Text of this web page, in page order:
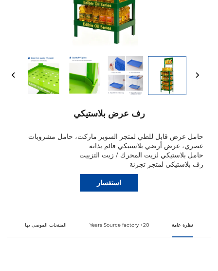
رف عرض بلاستيكي
حامل عرض قابل للطي لمتجر السوبر ماركت، حامل مشروبات
عصري، عرض أرضي بلاستيكي قائم بذاته
حامل بلاستيكي لزيت المحرك / زيت التزييت
رف بلاستيكي لمتجر تجزئة
استفسار
نظرة عامة 20+ Years Source factory المنتجات الموصى بها